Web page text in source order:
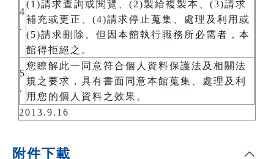
4
.
(1)請求查詢或閱覽、(2)製給複製本、(3)請求
補充或更正、(4)請求停止蒐集、處理及利用或
(5)請求刪除。但因本館執行職務所必需者，本
館得拒絕之。
5
.
您瞭解此一同意符合個人資料保護法及相關法
規之要求，具有書面同意本館蒐集、處理及利
用您的個人資料之效果。
2013.9.16
附件下載